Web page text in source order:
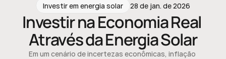
Investir em energia solar 28 de jan. de 2026
Investir na Economia Real
Através da Energia Solar
Em um cenário de incertezas econômicas, inflação